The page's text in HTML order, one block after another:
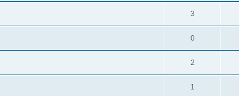
3
0
2
1